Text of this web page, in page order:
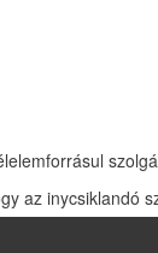
az inycsiklandó